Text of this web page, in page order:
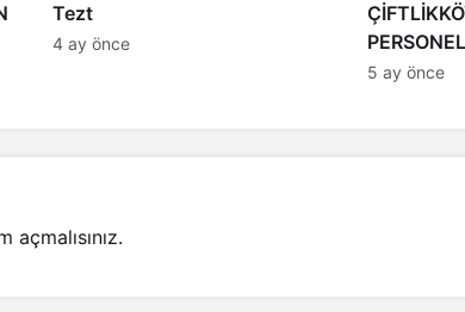
Tezt
4 ay önce
ALDI
5 ay önce
açmalısınız.